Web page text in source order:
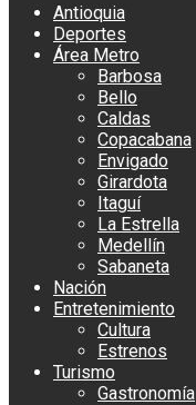
Antioquia
Deportes
Área Metro
Barbosa
Bello
Caldas
Copacabana
Envigado
Girardota
Itaguí
La Estrella
Medellín
Sabaneta
Nación
Entretenimiento
Cultura
Estrenos
Turismo
Gastronomía